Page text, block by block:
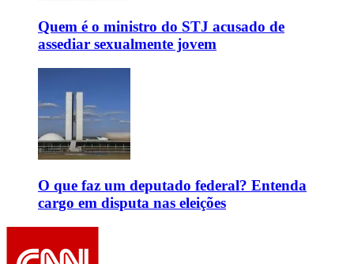
Quem é o ministro do STJ acusado de
assediar sexualmente jovem
O que faz um deputado federal? Entenda
cargo em disputa nas eleições